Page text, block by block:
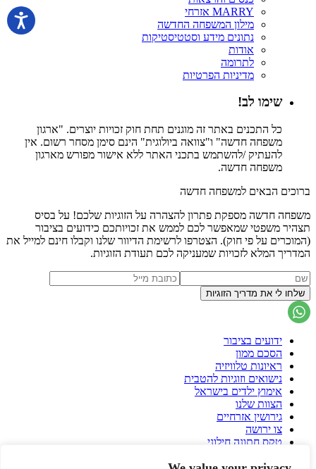
MARRY אזרחי
מילון המשפחה החדשה
נתונים מידע וסטטיסטיקות
אודות
לתרומה
מדיניות הפרטיות
שימו לב!
כל התכנים באתר זה מוגנים תחת חוק זכויות יוצרים. "ארגון
משפחה חדשה" ו"צוואה ביולוגית" הינם סימן מסחר רשום. אין
להעתיק /להשתמש בתכני האתר ללא אישור מפורש מארגון
משפחה חדשה.
ברוכים הבאים למשפחה חדשה
משפחה חדשה מספקת פתרון להצהרה על הזוגיות שלכם! על בסיס
תצהיר משפטי שמאפשר לכם לממש את זכויותכם כידועים בציבור
(המוכרים על פי חוק). הצטרפו לרשימת הדיוור שלנו וקבלו חינם למייל את
המדריך המלא לזכויות שמעניקה לכם תעודת הזוגיות.
ידועים בציבור
הסכם ממון
ראיונות טלוויזיה
נישואים וזוגיות להטבית
אימוץ ילדים בישראל
הצוות שלנו
גירושין אזרחיים
צו ירושה
טקס חתונה חילוני